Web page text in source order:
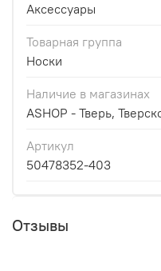
Аксессуары
Товарная группа
Носки
Наличие в магазинах
ASHOP - Тверь,
Артикул
50478352-403
Отзывы